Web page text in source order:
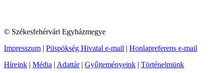
© Székesfehérvári Egyházmegye
Impresszum | Püspökség Hivatal e-mail | Honlapreferens e-mail
Híreink | Média | Adattár| Gyűjteményeink | Történelmünk